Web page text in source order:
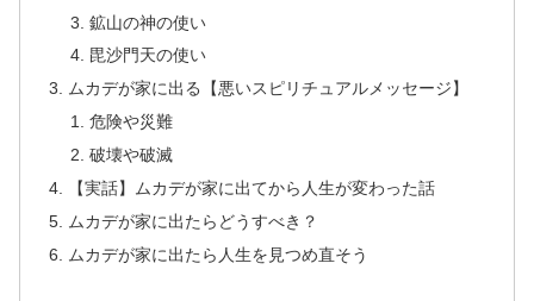
鉱山の神の使い
毘沙門天の使い
ムカデが家に出る【悪いスピリチュアルメッセージ】
危険や災難
破壊や破滅
【実話】ムカデが家に出てから人生が変わった話
ムカデが家に出たらどうすべき？
ムカデが家に出たら人生を見つめ直そう